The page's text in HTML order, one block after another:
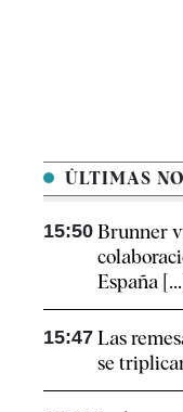
ÚLTIMAS
15:50 Brunner
España
15:47 Las
se